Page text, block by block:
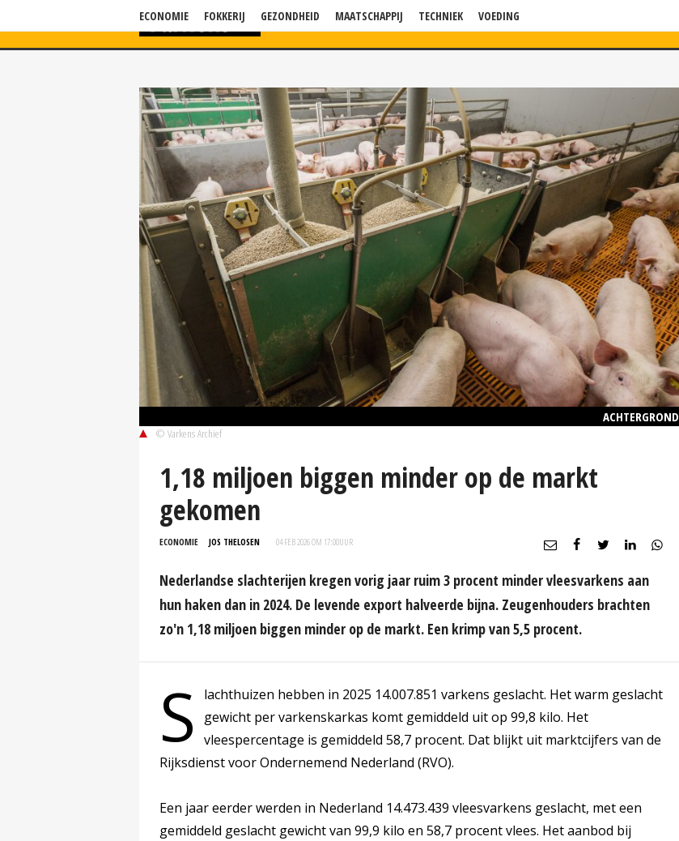
ECONOMIE FOKKERIJ GEZONDHEID MAATSCHAPPIJ TECHNIEK VOEDING
HOME NIEUWS VERDIEPING BLOG
ACHTERGROND
© Varkens Archief
1,18 miljoen biggen minder op de markt
gekomen
ECONOMIE JOS THELOSEN 04 FEB 2026 OM 17:00UUR
Nederlandse slachterijen kregen vorig jaar ruim 3 procent minder vleesvarkens aan
hun haken dan in 2024. De levende export halveerde bijna. Zeugenhouders brachten
zo'n 1,18 miljoen biggen minder op de markt. Een krimp van 5,5 procent.
S
lachthuizen hebben in 2025 14.007.851 varkens geslacht. Het warm geslacht
gewicht per varkenskarkas komt gemiddeld uit op 99,8 kilo. Het
vleespercentage is gemiddeld 58,7 procent. Dat blijkt uit marktcijfers van de
Rijksdienst voor Ondernemend Nederland (RVO).
Een jaar eerder werden in Nederland 14.473.439 vleesvarkens geslacht, met een
gemiddeld geslacht gewicht van 99,9 kilo en 58,7 procent vlees. Het aanbod bij